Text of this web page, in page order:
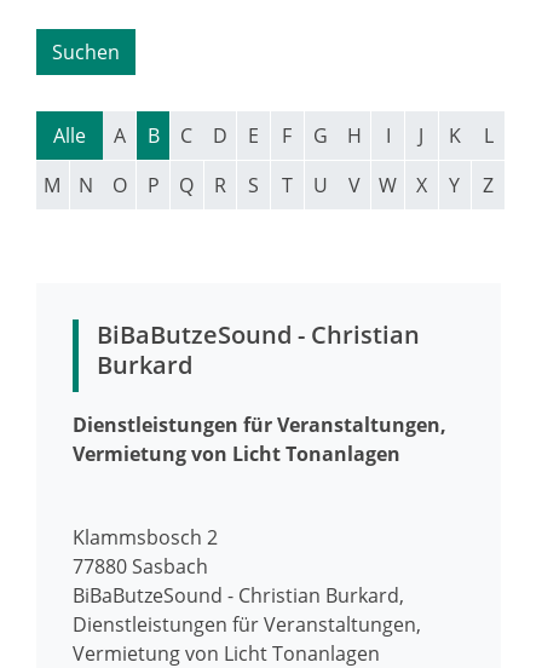
Alle A B C D E F G H I J K
L
M
N O P Q R S T U V W X Y Z
BiBaButzeSound - Christian
Burkard
Dienstleistungen für Veranstaltungen,
Vermietung von Licht Tonanlagen
BiBaButzeSound - Christian Burkard,
Dienstleistungen für Veranstaltungen,
Vermietung von Licht Tonanlagen
Klammsbosch 2
77880Sasbach